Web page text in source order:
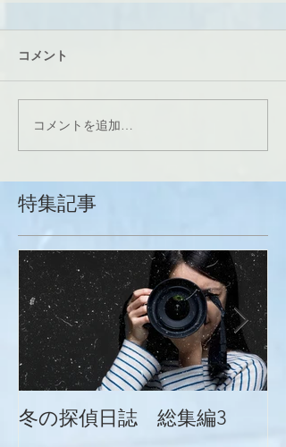
コメント
コメントを追加…
特集記事
冬の探偵日誌 総集編3